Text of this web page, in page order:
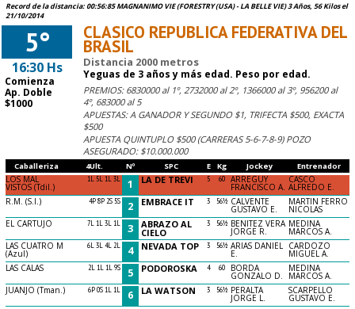
Record de la distancia: 00:56:85 MAGNANIMO VIE (FORESTRY (USA) - LA BELLE VIE) 3 Años, 56 Kilos el
21/10/2014
5°
16:30 Hs
Comienza
Ap. Doble
$1000
CLASICO REPUBLICA FEDERATIVA DEL
BRASIL
Distancia 2000 metros
Yeguas de 3 años y más edad. Peso por edad.
PREMIOS: 6830000 al 1º, 2732000 al 2º, 1366000 al 3º, 956200 al
4º, 683000 al 5
APUESTAS: A GANADOR Y SEGUNDO $1, TRIFECTA $500, EXACTA
$500
APUESTA QUINTUPLO $500 (CARRERAS 5-6-7-8-9) POZO
ASEGURADO: $10.000.000
Caballeriza 4Ult. Nº SPC E Kg Jockey Entrenador
LOS MAL
VISTOS (Tdil.)
1L 5L 1L 3L 1 LA DE TREVI 5 60 ARREGUY
FRANCISCO A.
CASCO
ALFREDO E.
R.M. (S.I.)
4P 8P 2S 5S 2 EMBRACE IT 3 56½ CALVENTE
GUSTAVO E.
MARTIN FERRO
NICOLAS
EL CARTUJO
7L 1L 3L 1L 3 ABRAZO AL
CIELO
3 56½ BENITEZ VERA
JORGE R.
MEDINA
MARCOS A.
LAS CUATRO M
(Azul)
6L 3L 4L 2L 4 NEVADA TOP 3 56½ ARIAS DANIEL
E.
CARDOZO
MIGUEL A.
LAS CALAS
2L 1L 1L 9S 5 PODOROSKA 4 60 BORDA
GONZALO D.
MEDINA
MARCOS A.
JUANJO (Tman.)
6P 0S 1L 1L 6 LA WATSON 3 56½ PERALTA
JORGE L.
SCARPELLO
GUSTAVO E.